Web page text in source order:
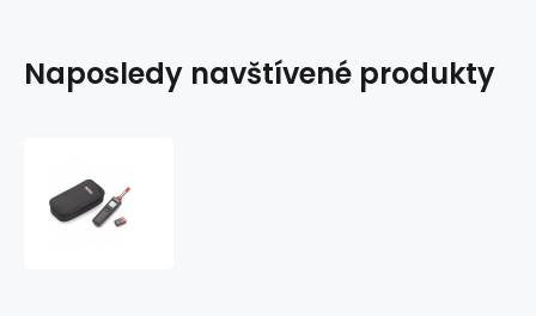
Naposledy navštívené produkty